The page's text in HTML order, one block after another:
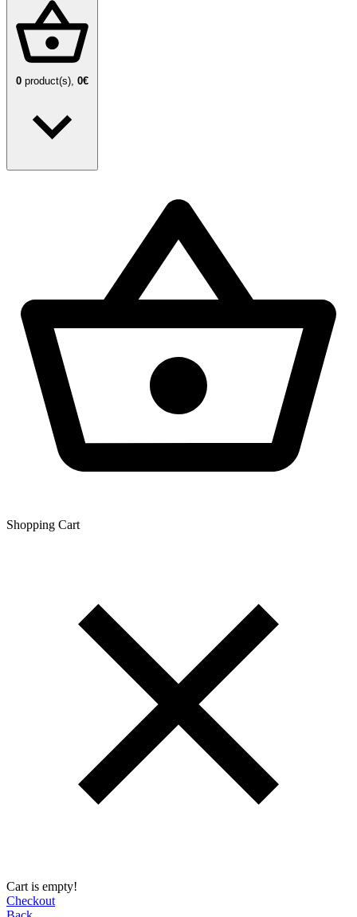
0 product(s), 0€
Shopping Сart
Cart is empty!
Checkout